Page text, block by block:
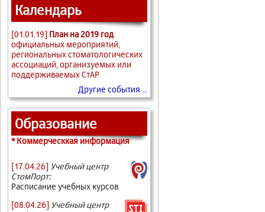
Календарь
[01.01.19] План на 2019 год
официальных мероприятий,
региональных стоматологических
ассоциаций, организуемых или
поддерживаемых СтАР
Другие события ...
Образование
* Коммерческкая информация
[17.04.26] Учебный центр
СтомПорт:
Расписание учебных курсов
[08.04.26] Учебный центр